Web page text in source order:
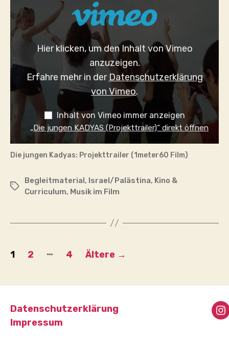
KADYAS
(PROJEKTTRAILER)“
VON
VIMEO
ANZEIGENHier klicken, um den Inhalt von Vimeo
anzuzeigen.
Erfahre mehr in der Datenschutzerklärung
von Vimeo.
Inhalt von Vimeo immer anzeigen
„Die jungen KADYAS (Projekttrailer)“ direkt öffnen
Die jungen Kadyas: Projekttrailer (1meter60 Film)
Schlagwörter
Begleitmaterial, Israel/Palästina, Kino &
Curriculum, Musik im Film
Seitennummerierung
Beiträge
1 2 … 4 Ältere →
Datenschutzerklärung
Impressum